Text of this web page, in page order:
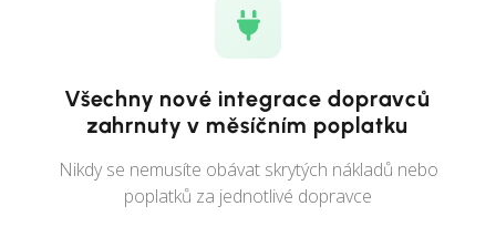
Všechny nové integrace dopravců
zahrnuty v měsíčním poplatku
Nikdy se nemusíte obávat skrytých nákladů nebo
poplatků za jednotlivé dopravce